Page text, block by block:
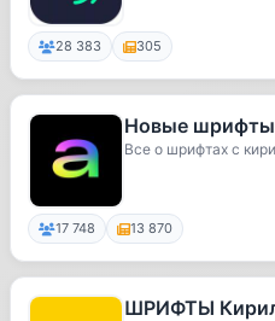
28 383 305
Новые шрифты
Все о шрифтах с
17 748 13 870
ШРИФТЫ